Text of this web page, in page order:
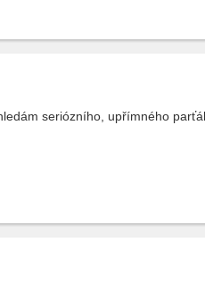
seriózního, upřímného